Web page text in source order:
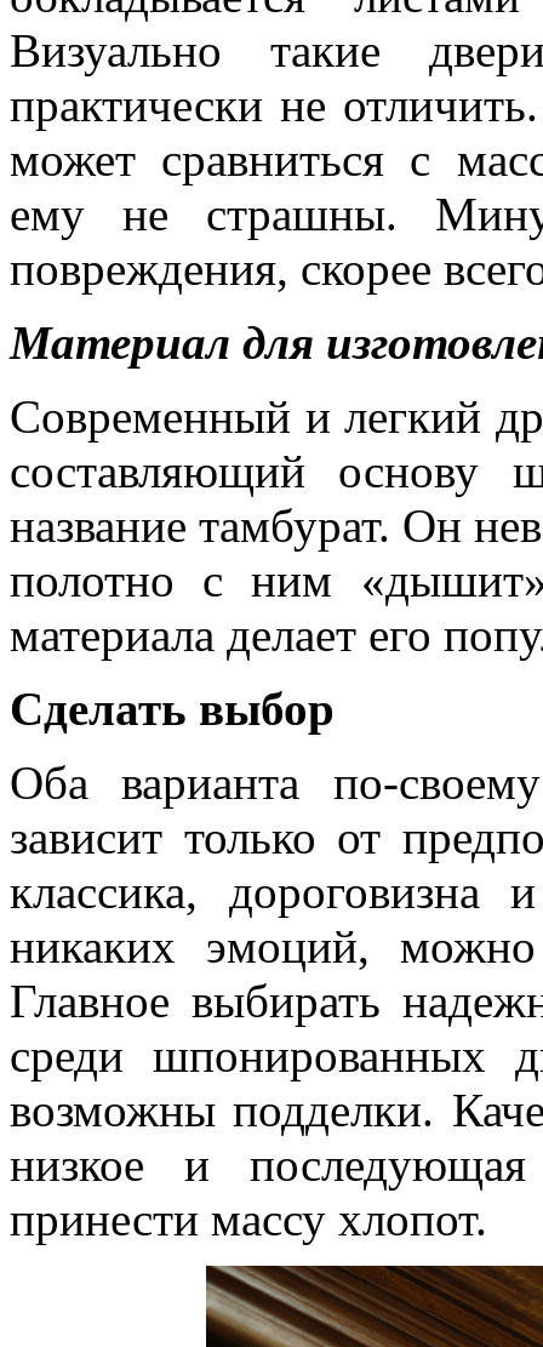
Визуально такие
практически не
может сравниться с
ему не страшны.
повреждения, скорее
Материал для
Современный и легкий
составляющий основу
название тамбурат. Он
полотно с ним
материала делает его
Сделать выбор
Оба варианта по-
зависит только от
классика, дороговизна
никаких эмоций,
Главное выбирать
среди шпонированных
возможны подделки.
низкое и последующая
принести массу хлопот.